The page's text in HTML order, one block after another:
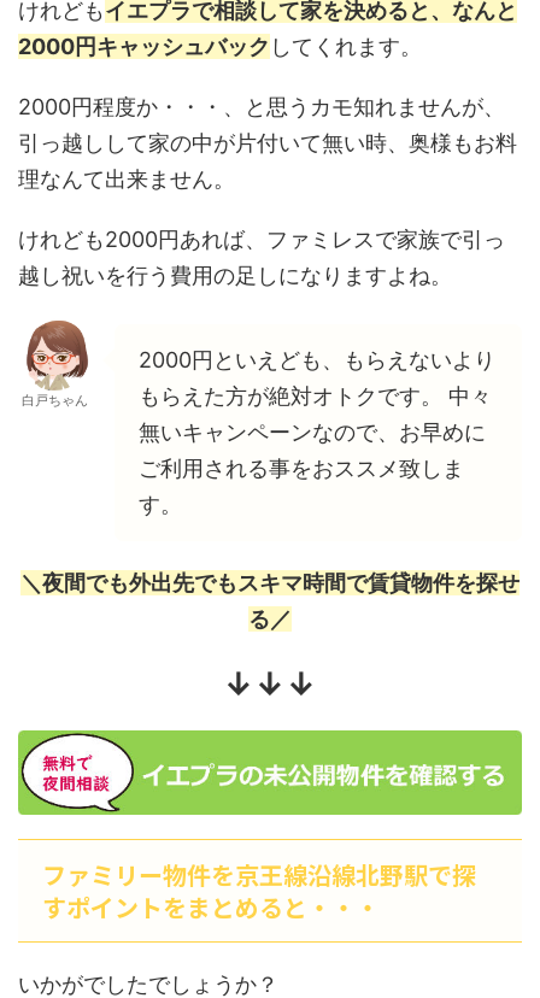
けれどもイエプラで相談して家を決めると、なんと
2000円キャッシュバック してくれます。
2000円程度か・・・、と思うカモ知れませんが、
引っ越しして家の中が片付いて無い時、奥様もお料
理なんて出来ません。
けれども2000円あれば、ファミレスで家族で引っ
越し祝いを行う費用の足しになりますよね。
白戸ちゃん
2000円といえども、もらえないより
もらえた方が絶対オトクです。 中々
無いキャンペーンなので、お早めに
ご利用される事をおススメ致しま
す。
＼夜間でも外出先でもスキマ時間で賃貸物件を探せ
る／
↓↓↓
ファミリー物件を京王線沿線北野駅で探
すポイントをまとめると・・・
いかがでしたでしょうか？